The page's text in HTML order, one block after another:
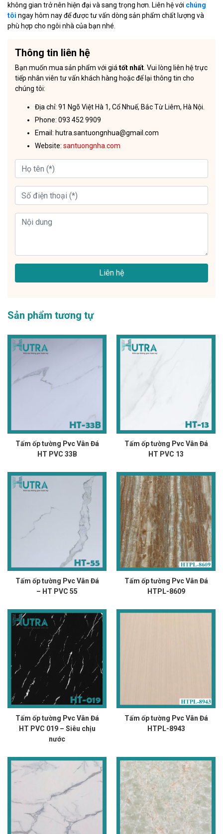
không gian trở nên hiện đại và sang trọng hơn. Liên hệ với chúng
tôi ngay hôm nay để được tư vấn dòng sản phẩm chất lượng và
phù hợp cho ngôi nhà của bạn nhé.
Thông tin liên hệ
Bạn muốn mua sản phẩm với giátốt nhất. Vui lòng liên hệ trực
tiếp nhân viên tư vấn khách hàng hoặc để lại thông tin cho
chúng tôi:
Địa chỉ: 91 Ngõ Việt Hà 1, Cổ Nhuế, Bắc Từ Liêm, Hà Nội.
Phone: 093 452 9909
Email: hutra.santuongnhua@gmail.com
Website: santuongnha.com
Liên hệ
Sản phẩm tương tự
Tấm ốp tường Pvc Vân Đá
HT PVC 33B
Tấm ốp tường Pvc Vân Đá
HT PVC 13
Tấm ốp tường Pvc Vân Đá
– HT PVC 55
Tấm ốp tường Pvc Vân Đá
HTPL-8609
Tấm ốp tường Pvc Vân Đá
HT PVC 019 – Siêu chịu
nước
Tấm ốp tường Pvc Vân Đá
HTPL-8943